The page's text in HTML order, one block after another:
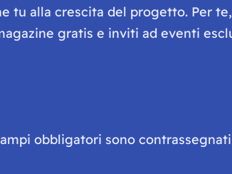
tu alla crescita del progetto. Per
gratis e inviti ad eventi
obbligatori sono contrassegnati